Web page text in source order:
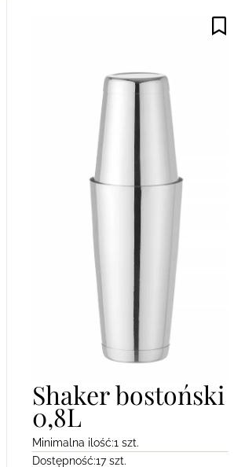
Shaker bostoński
0,8L
Minimalna ilość:1 szt.
Dostępność:17 szt.